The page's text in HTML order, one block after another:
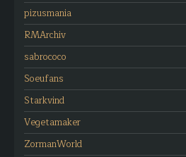
pizusmania
RMArchiv
sabrococo
Soeufans
Starkvind
Vegetamaker
ZormanWorld